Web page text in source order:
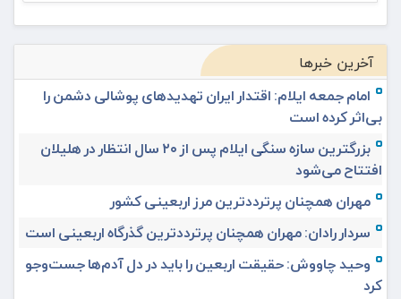
آخرین خبرها
امام جمعه ایلام: اقتدار ایران تهدیدهای پوشالی دشمن را
بی‌اثر کرده است
بزرگترین سازه سنگی ایلام پس از ۲۰ سال انتظار در هلیلان
افتتاح می‌شود
مهران همچنان پرترددترین مرز اربعینی کشور
سردار رادان: مهران همچنان پرترددترین گذرگاه اربعینی است
وحید چاووش: حقیقت اربعین را باید در دل آدم‌ها جست‌وجو
کرد